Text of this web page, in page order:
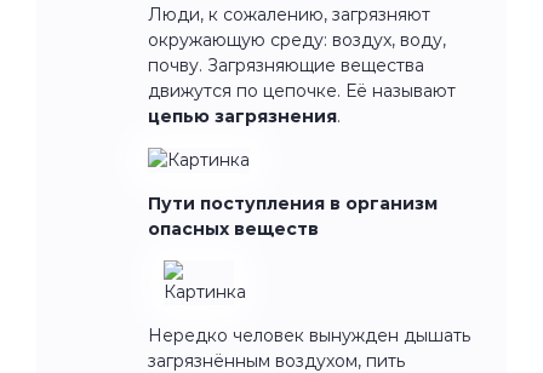
Люди, к сожалению, загрязняют
окружающую среду: воздух, воду,
почву. Загрязняющие вещества
движутся по цепочке. Её называют
цепью загрязнения.
Пути поступления в организм
опасных веществ
Нередко человек вынужден дышать
загрязнённым воздухом, пить